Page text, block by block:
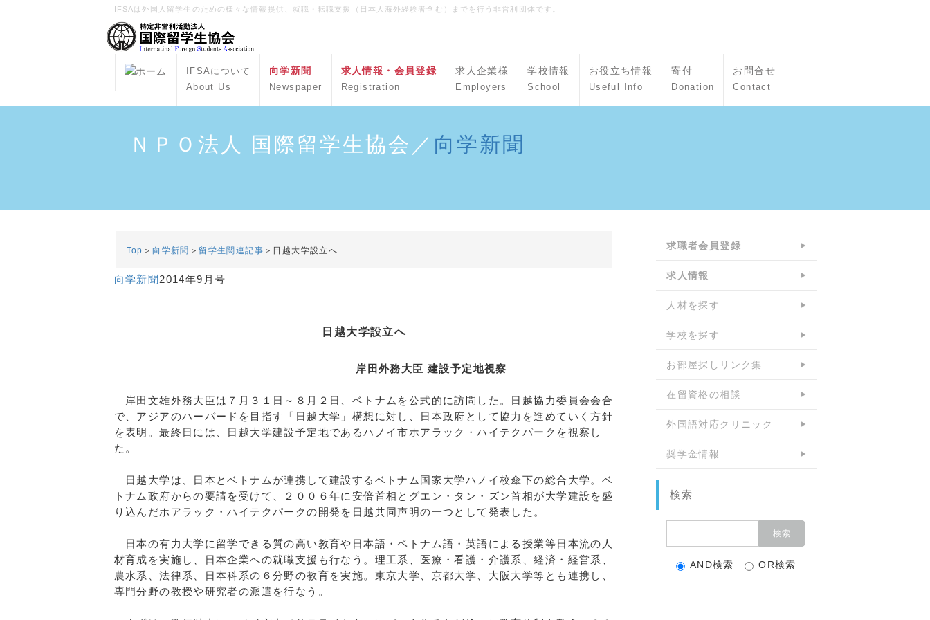
IFSAは外国人留学生のための様々な情報提供、就職・転職支援（日本人海外経験者含む）までを行う非営利団体です。
IFSAについて
About Us
向学新聞
Newspaper
求人情報・会員登録
Registration
求人企業様
Employers
学校情報
School
お役立ち情報
Useful Info
寄付
Donation
お問合せ
Contact
ＮＰＯ法人 国際留学生協会／ 向学新聞
Top ＞向学新聞 ＞ 留学生関連記事 ＞日越大学設立へ
向学新聞2014年9月号
日越大学設立へ
岸田外務大臣 建設予定地視察
岸田文雄外務大臣は７月３１日～８月２日、ベトナムを公式的に訪問した。日越協力委員会会合
で、アジアのハーバードを目指す「日越大学」構想に対し、日本政府として協力を進めていく方針
を表明。最終日には、日越大学建設予定地であるハノイ市ホアラック・ハイテクパークを視察し
た。
日越大学は、日本とベトナムが連携して建設するベトナム国家大学ハノイ校傘下の総合大学。ベ
トナム政府からの要請を受けて、２００６年に安倍首相とグエン・タン・ズン首相が大学建設を盛
り込んだホアラック・ハイテクパークの開発を日越共同声明の一つとして発表した。
日本の有力大学に留学できる質の高い教育や日本語・ベトナム語・英語による授業等日本流の人
材育成を実施し、日本企業への就職支援も行なう。理工系、医療・看護・介護系、経済・経営系、
農水系、法律系、日本科系の６分野の教育を実施。東京大学、京都大学、大阪大学等とも連携し、
専門分野の教授や研究者の派遣を行なう。
求職者会員登録
求人情報
人材を探す
学校を探す
お部屋探しリンク集
在留資格の相談
外国語対応クリニック
奨学金情報
検索
AND検索 OR検索